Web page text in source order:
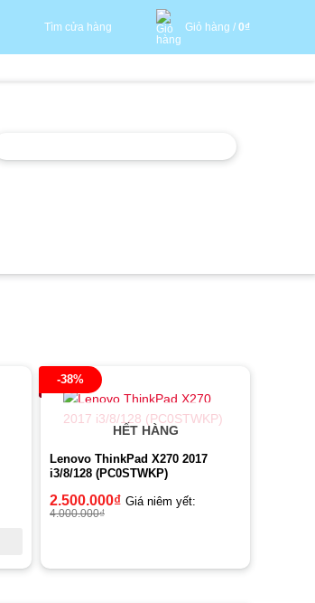
Tìm cửa hàng Giỏ hàng / 0₫
-38%
HẾT HÀNG
Lenovo ThinkPad X270 2017
i3/8/128 (PC0STWKP)
2.500.000₫ Giá niêm yết:
4.000.000₫